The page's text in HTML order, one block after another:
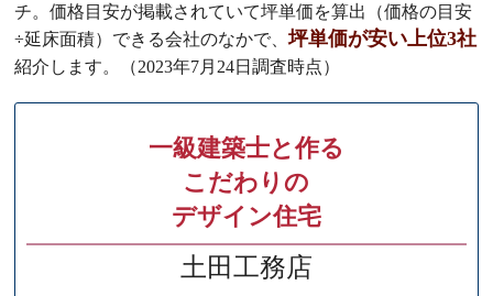
チ。価格目安が掲載されていて坪単価を算出（価格の目安
÷延床面積）できる会社のなかで、坪単価が安い上位3社
紹介します。（2023年7月24日調査時点）
一級建築士と作る
こだわりの
デザイン住宅
土田工務店